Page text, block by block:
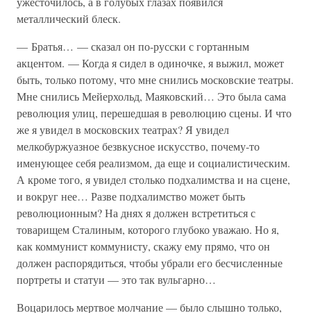
металлический блеск.
— Братья… — сказал он по-русски с гортанным
акцентом. — Когда я сидел в одиночке, я выжил, может
быть, только потому, что мне снились московские театры.
Мне снились Мейерхольд, Маяковский… Это была сама
революция улиц, перешедшая в революцию сцены. И что
же я увидел в московских театрах? Я увидел
мелкобуржуазное безвкусное искусство, почему-то
именующее себя реализмом, да еще и социалистическим.
А кроме того, я увидел столько подхалимства и на сцене,
и вокруг нее… Разве подхалимство может быть
революционным? На днях я должен встретиться с
товарищем Сталиным, которого глубоко уважаю. Но я,
как коммунист коммунисту, скажу ему прямо, что он
должен распорядиться, чтобы убрали его бесчисленные
портреты и статуи — это так вульгарно…
Воцарилось мертвое молчание — было слышно только,